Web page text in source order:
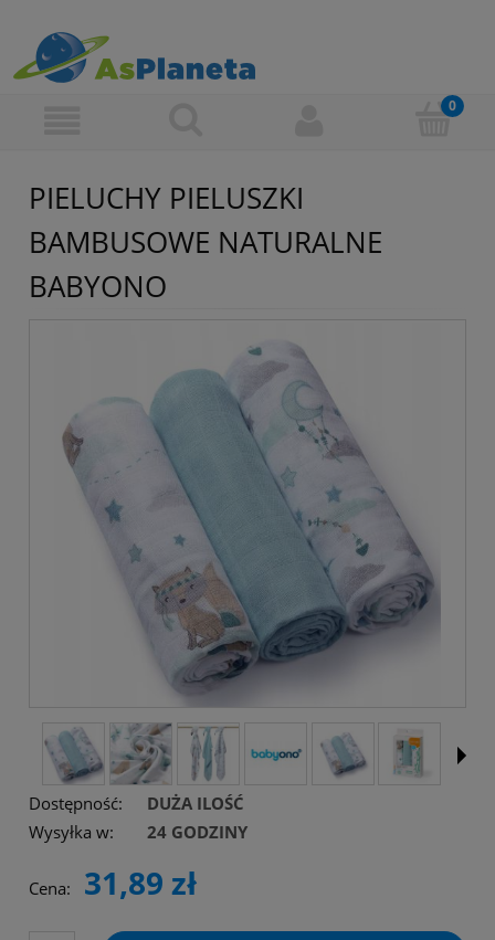
PIELUCHY PIELUSZKI
BAMBUSOWE NATURALNE
BABYONO
Dostępność:
DUŻA ILOŚĆ
Wysyłka w:
24 GODZINY
Cena: 31,89 zł